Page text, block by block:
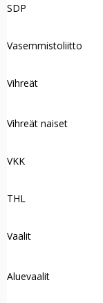
SDP
Vasemmistoliitto
Vihreät
Vihreät naiset
VKK
THL
Vaalit
Aluevaalit